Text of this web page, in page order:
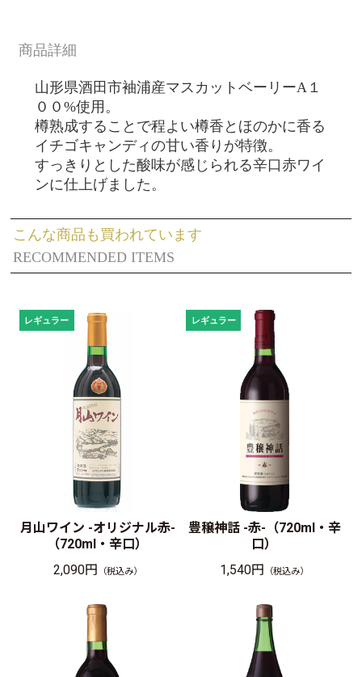
商品詳細
山形県酒田市袖浦産マスカットベーリーA１
００%使用。
樽熟成することで程よい樽香とほのかに香る
イチゴキャンディの甘い香りが特徴。
すっきりとした酸味が感じられる辛口赤ワイ
ンに仕上げました。
RECOMMENDED ITEMS
こんな商品も買われています
月山ワイン -オリジナル赤-
（720ml・辛口）
2,090円 （税込み）
豊穣神話 -赤-（720ml・辛
口）
1,540円 （税込み）